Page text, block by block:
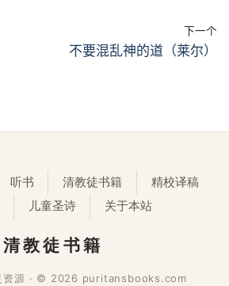
下一个
不要混乱神的道（莱尔）
听书 清教徒书籍
精校译稿
儿童圣诗 关于本站